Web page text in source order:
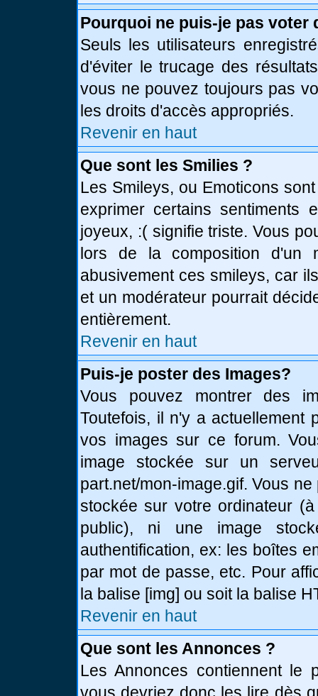
Pourquoi ne puis-je pas voter
Seuls les utilisateurs
d'éviter le trucage des
vous ne pouvez toujours pas
les droits d'accès appropriés.
Revenir en haut
Que sont les Smilies ?
Les Smileys, ou Emoticons
exprimer certains sentiments
joyeux, :( signifie triste. Vous
lors de la composition d'un
abusivement ces smileys, car
et un modérateur pourrait
entièrement.
Revenir en haut
Puis-je poster des Images?
Vous pouvez montrer des
Toutefois, il n'y a actuellement
vos images sur ce forum.
image stockée sur un
part.net/mon-image.gif. Vous
stockée sur votre ordinateur
public), ni une image
authentification, ex: les boîtes
par mot de passe, etc. Pour
la balise [img] ou soit la balise
Revenir en haut
Que sont les Annonces ?
Les Annonces contiennent le